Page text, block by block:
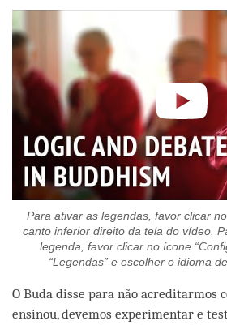
facebook
Para ativar as legendas, favor clicar
canto inferior direito da tela do vídeo.
legenda, favor clicar no ícone
“Legendas” e escolher o idioma
O Buda disse para não acreditarmos
ensinou, devemos experimentar e